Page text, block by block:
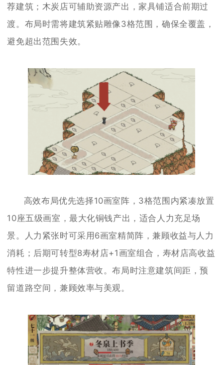
荐建筑；木炭店可辅助资源产出，家具铺适合前期过
渡。布局时需将建筑紧贴雕像3格范围，确保全覆盖，
避免超出范围失效。
高效布局优先选择10画室阵，3格范围内紧凑放置
10座五级画室，最大化铜钱产出，适合人力充足场
景。人力紧张时可采用6画室精简阵，兼顾收益与人力
消耗；后期可转型8寿材店+1画室组合，寿材店高收益
特性进一步提升整体营收。布局时注意建筑间距，预
留道路空间，兼顾效率与美观。